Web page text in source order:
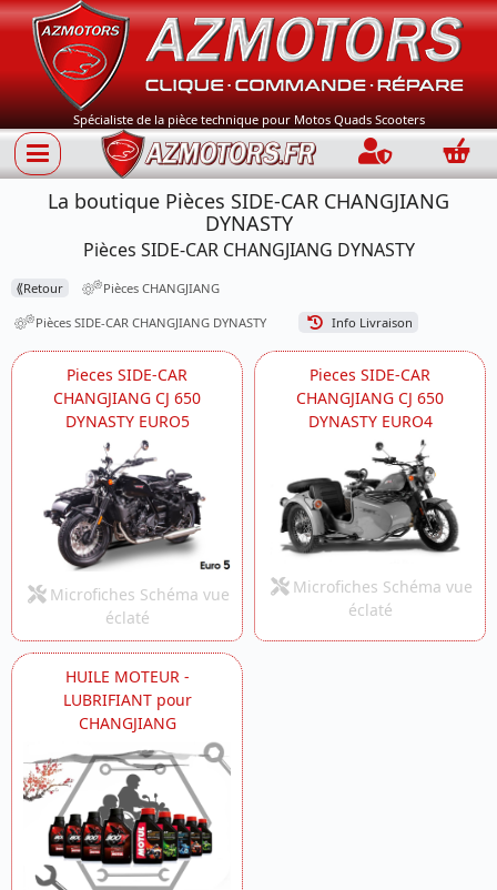
Spécialiste de la pièce technique pour Motos Quads Scooters
Connection
La boutique Pièces SIDE-CAR CHANGJIANG
DYNASTY
Pièces SIDE-CAR CHANGJIANG DYNASTY
⟪Retour Pièces CHANGJIANG
Pièces SIDE-CAR CHANGJIANG DYNASTY Info Livraison
Pieces SIDE-CAR
CHANGJIANG CJ 650
DYNASTY EURO5
Microfiches Schéma vue
éclaté
Pieces SIDE-CAR
CHANGJIANG CJ 650
DYNASTY EURO4
Microfiches Schéma vue
éclaté
HUILE MOTEUR -
LUBRIFIANT pour
CHANGJIANG